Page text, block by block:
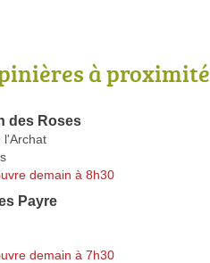
à proximité
des Roses
l'Archat
demain à 8h30
Payre
demain à 7h30